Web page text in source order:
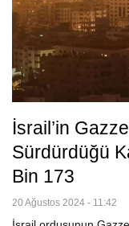
İsrail’in
Sürdürdüğü
Bin 173
20 Ağustos 2024 - 11:42